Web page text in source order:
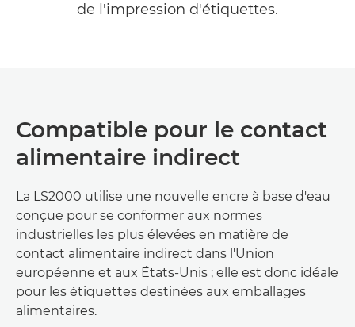
de l'impression d'étiquettes.
Compatible pour le contact
alimentaire indirect
La LS2000 utilise une nouvelle encre à base d'eau
conçue pour se conformer aux normes
industrielles les plus élevées en matière de
contact alimentaire indirect dans l'Union
européenne et aux États-Unis ; elle est donc idéale
pour les étiquettes destinées aux emballages
alimentaires.